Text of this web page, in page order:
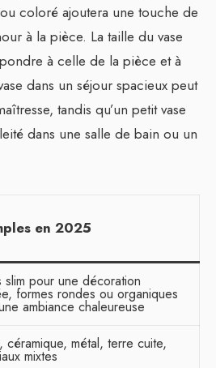
coloré ajoutera une touche de
à la pièce. La taille du vase
à celle de la pièce et à
dans un séjour spacieux peut
tandis qu’un petit vase
dans une salle de bain ou un
en 2025
slim pour une décoration
formes rondes ou organiques
ambiance chaleureuse
céramique, métal, terre cuite,
mixtes